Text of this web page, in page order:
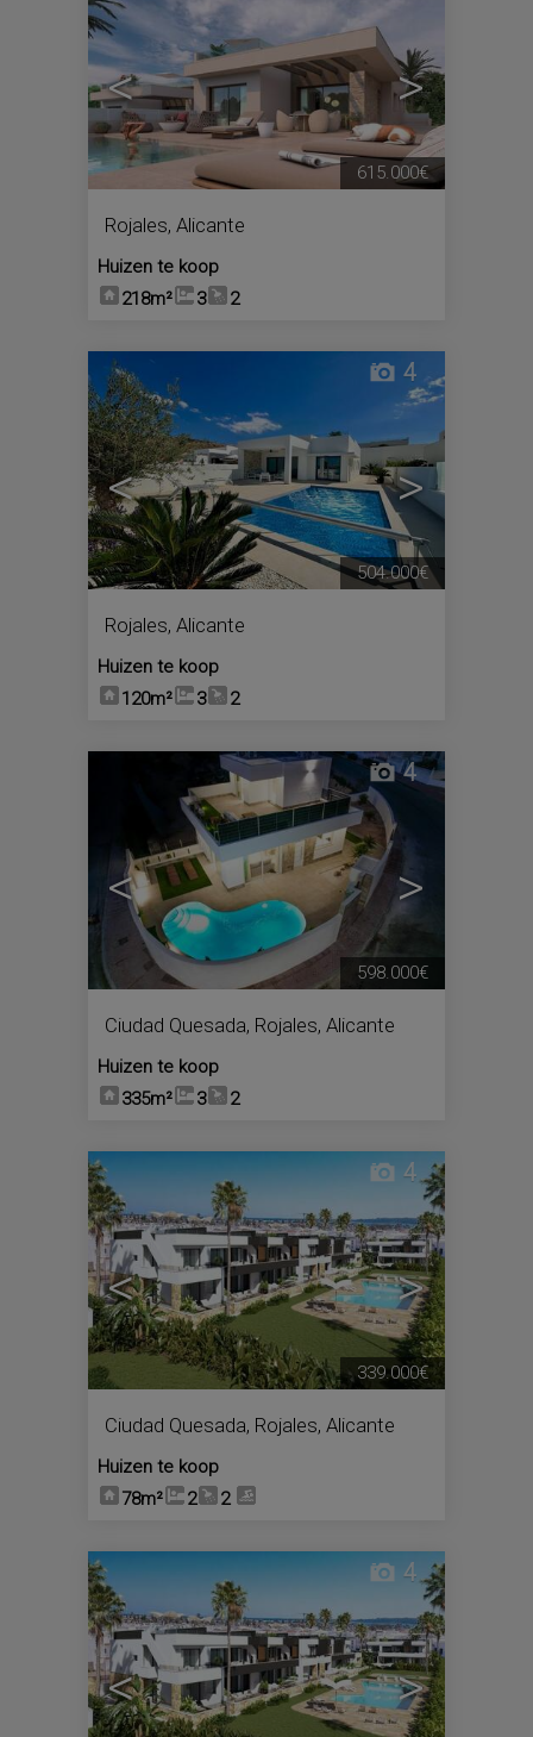
< >
Rojales, Alicante
Huizen te koop
218m²
3 2
615.000€
< >
4
Rojales, Alicante
Huizen te koop
120m²
3 2
504.000€
< >
4
Ciudad Quesada, Rojales, Alicante
Huizen te koop
335m²
3 2
598.000€
< >
4
Ciudad Quesada, Rojales, Alicante
Huizen te koop
78m²
2 2
339.000€
< >
4